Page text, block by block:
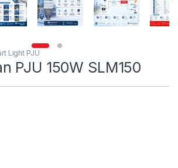
Light PJU
PJU 150W SLM150